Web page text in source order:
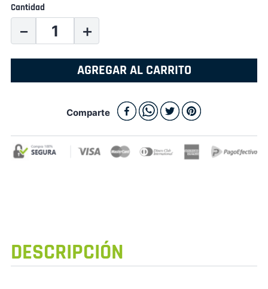
Cantidad
＋
－
AGREGAR AL CARRITO
Comparte
DESCRIPCIÓN